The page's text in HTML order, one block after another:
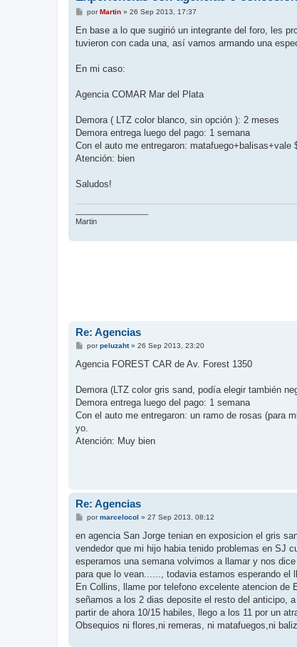
M
n
a
porMartin» 26 Sep 2013, 17:37
En base a lo que sugirió un integrante del foro, les
tuvieron con cada una, así vamos armando una
En mi caso:
Agencia COMAR Mar del Plata
Demora ( LTZ color blanco, sin opción ): 2 meses
Demora entrega luego del pago: 1 semana
Con el auto me entregaron: matafuego+balisas+vale
Atención: bien
Saludos!
Martin
Re: Agencias
M
n
s
j
porpeluzaht» 26 Sep 2013, 23:20
Agencia FOREST CAR de Av. Forest 1350
Demora (LTZ color gris sand, podía elegir también
Demora entrega luego del pago: 1 semana
Con el auto me entregaron: un ramo de rosas (para
yo.
Atención: Muy bien
Re: Agencias
M
n
a
j
e
pormarcelocol » 27 Sep 2013, 08:12
en agencia San Jorge tenian en exposicion el gris
vendedor que mi hijo habia tenido problemas en SJ
esperamos una semana volvimos a llamar y nos
para que lo vean......, todavia estamos esperando el
En Collins, llame por telefono excelente atencion
señamos a los 2 dias deposite el resto del anticipo,
partir de ahora 10/15 habiles, llego a los 11 por un
Obsequios ni flores,ni remeras, ni matafuegos,ni